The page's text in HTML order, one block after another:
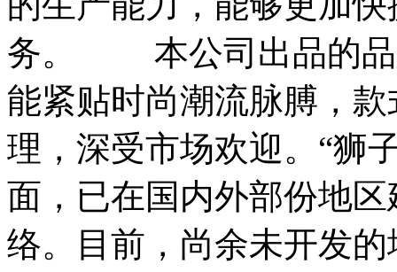
务。 本公司出品的品
能紧贴时尚潮流脉膊，
理，深受市场欢迎。“狮
面，已在国内外部份地
络。目前，尚余未开发的